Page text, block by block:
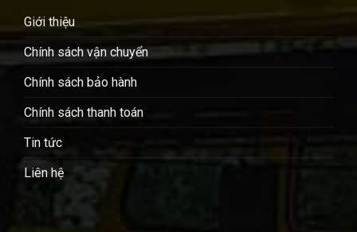
Giới thiệu
Chính sách vận chuyển
Chính sách bảo hành
Chính sách thanh toán
Tin tức
Liên hệ